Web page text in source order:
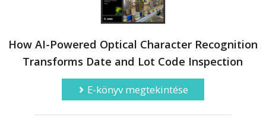
How AI-Powered Optical Character Recognition
Transforms Date and Lot Code Inspection
E-könyv megtekintése